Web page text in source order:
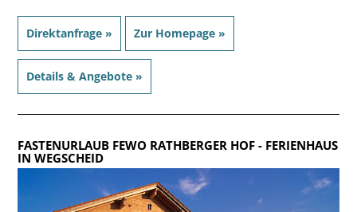
Direktanfrage » Zur Homepage »
Details & Angebote »
FASTENURLAUB FEWO RATHBERGER HOF- FERIENHAUS
IN WEGSCHEID